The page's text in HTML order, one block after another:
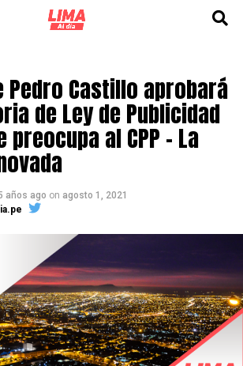
Pedro Castillo aprobará
de Ley de Publicidad
al CPP – La
años ago on agosto 1, 2021